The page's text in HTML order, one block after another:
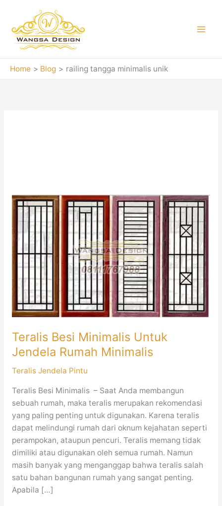
content
Home Blog railing tangga minimalis unik
Teralis Besi Minimalis Untuk
Jendela Rumah Minimalis
Teralis Jendela Pintu
Teralis Besi Minimalis – Saat Anda membangun
sebuah rumah, maka teralis merupakan rekomendasi
yang paling penting untuk digunakan. Karena teralis
dapat melindungi rumah dari oknum kejahatan seperti
perampokan, ataupun pencuri. Teralis memang tidak
dimiliki atau digunakan oleh semua rumah. Namun
masih banyak yang menganggap bahwa teralis salah
satu bahan bangunan rumah yang sangat penting.
Apabila […]
Teralis
Besi
Minimalis
Untuk
Jendela
Rumah
Minimalis